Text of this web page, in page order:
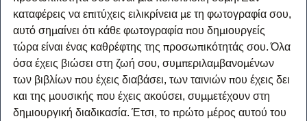
καταφέρεις να επιτύχεις ειλικρίνεια με τη φωτογραφία σου,
αυτό σημαίνει ότι κάθε φωτογραφία που δημιουργείς
τώρα είναι ένας καθρέφτης της προσωπικότητάς σου. Όλα
όσα έχεις βιώσει στη ζωή σου, συμπεριλαμβανομένων
των βιβλίων που έχεις διαβάσει, των ταινιών που έχεις δει
και της μουσικής που έχεις ακούσει, συμμετέχουν στη
δημιουργική διαδικασία. Έτσι, το πρώτο μέρος αυτού του